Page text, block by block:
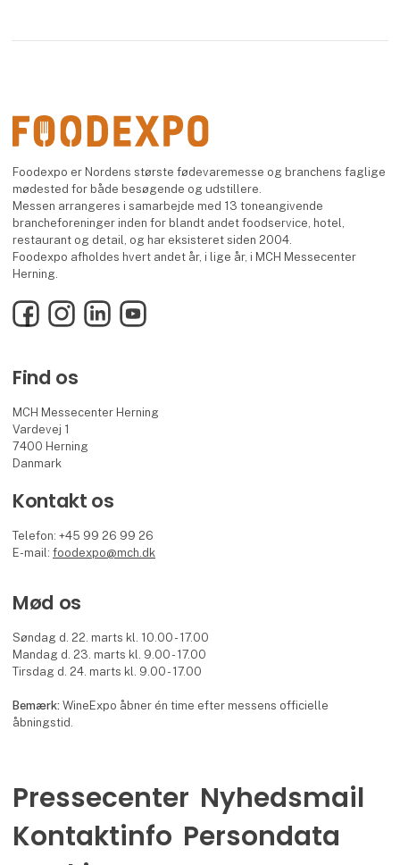
Foodexpo er Nordens største fødevaremesse og branchens faglige
mødested for både besøgende og udstillere.
Messen arrangeres i samarbejde med 13 toneangivende
brancheforeninger inden for blandt andet foodservice, hotel,
restaurant og detail, og har eksisteret siden 2004.
Foodexpo afholdes hvert andet år, i lige år, i MCH Messecenter
Herning.
FacebookInstagramLinkedInYouTube
Find os
MCH Messecenter Herning
Vardevej 1
7400 Herning
Danmark
Kontakt os
Telefon: +45 99 26 99 26
E-mail:foodexpo@mch.dk
Mød os
Søndag d. 22. marts kl. 10.00 - 17.00
Mandag d. 23. marts kl. 9.00 - 17.00
Tirsdag d. 24. marts kl. 9.00 - 17.00
Bemærk:WineExpo åbner én time efter messens officielle
åbningstid.
Pressecenter Nyhedsmail
Kontaktinfo Persondata